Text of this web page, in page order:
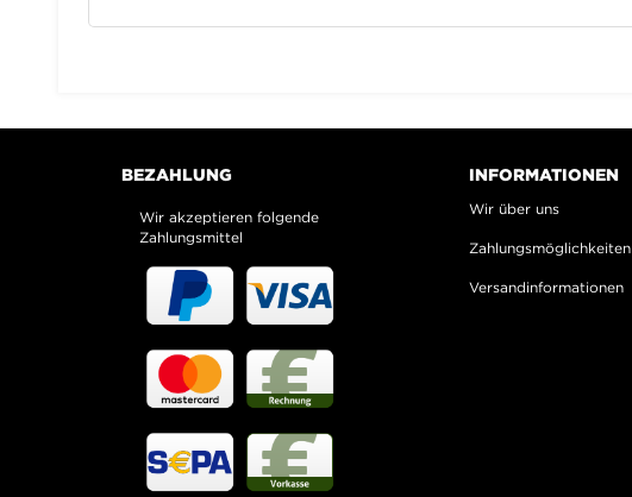
BEZAHLUNG
Wir akzeptieren folgende
Zahlungsmittel
INFORMATIONEN
Wir über uns
Zahlungsmöglichkeiten
Versandinformationen